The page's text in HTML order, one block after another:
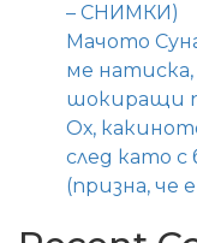
– СНИМКИ)
Мачото
ме натиска,
шокиращи
Ох,
след като с
(призна, че